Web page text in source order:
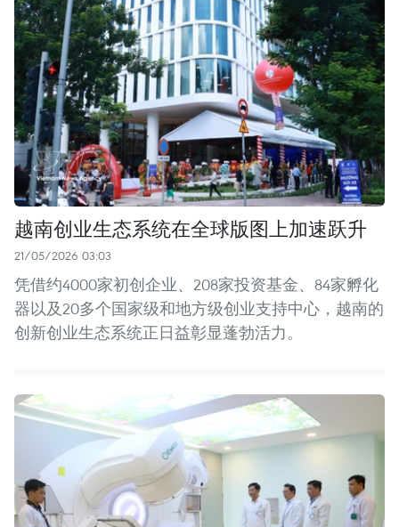
越南创业生态系统在全球版图上加速跃升
21/05/2026 03:03
凭借约4000家初创企业、208家投资基金、84家孵化
器以及20多个国家级和地方级创业支持中心，越南的
创新创业生态系统正日益彰显蓬勃活力。